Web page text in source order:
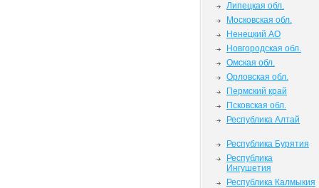
Липецкая обл.
Московская обл.
Ненецкий АО
Новгородская обл.
Омская обл.
Орловская обл.
Пермский край
Псковская обл.
Республика Алтай
Республика Бурятия
Республика
Ингушетия
Республика Калмыкия